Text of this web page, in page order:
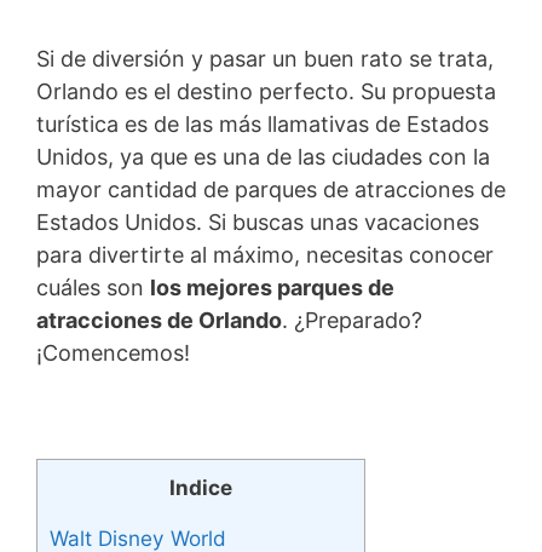
Si de diversión y pasar un buen rato se trata,
Orlando es el destino perfecto. Su propuesta
turística es de las más llamativas de Estados
Unidos, ya que es una de las ciudades con la
mayor cantidad de parques de atracciones de
Estados Unidos. Si buscas unas vacaciones
para divertirte al máximo, necesitas conocer
cuáles son los mejores parques de
atracciones de Orlando. ¿Preparado?
¡Comencemos!
Indice
Walt Disney World